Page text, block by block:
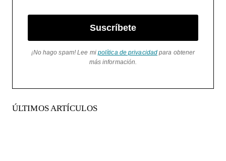
Suscríbete
¡No hago spam! Lee mi política de privacidad para obtener
más información.
ÚLTIMOS ARTÍCULOS